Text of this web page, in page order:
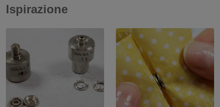
Ispirazione